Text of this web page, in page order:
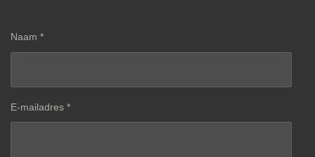
Naam *
E-mailadres *